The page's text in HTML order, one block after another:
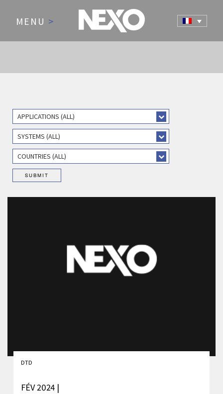
MENU >
APPLICATIONS (ALL)
SYSTEMS (ALL)
COUNTRIES (ALL)
DTD
FÉV 2024 |